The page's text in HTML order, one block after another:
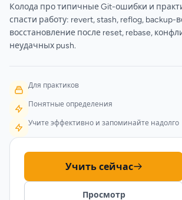
Колода про типичные Git-ошибки и
спасти работу: revert, stash, reflog, backup-
восстановление после reset, rebase,
неудачных push.
Для практиков
Понятные определения
Учите эффективно и запоминайте надолго
Учить сейчас
Просмотр